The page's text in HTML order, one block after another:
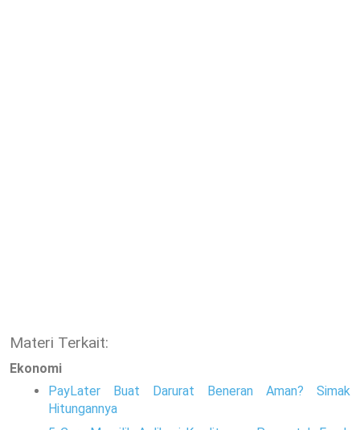
Materi Terkait:
Ekonomi
PayLater Buat Darurat Beneran Aman? Simak
Hitungannya